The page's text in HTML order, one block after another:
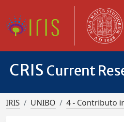
CRIS Current
IRIS UNIBO 4 - Contributo